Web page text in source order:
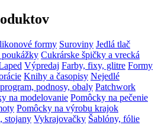
formy Suroviny Jedlá tlač
Cukrárske špičky a vrecká
Výpredaj Farby, fixy, glitre Formy
Knihy a časopisy Nejedlé
podnosy, obaly Patchwork
na modelovanie Pomôcky na pečenie
Pomôcky na výrobu krajok
stojany Vykrajovačky Šablóny, fólie